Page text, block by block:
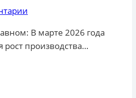
В марте 2026 года
рост производства…